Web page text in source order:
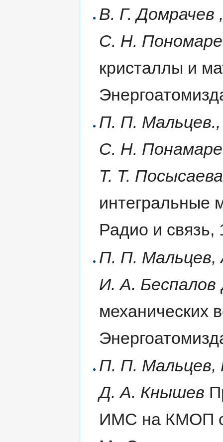
В. Г. Домрачев
С. Н.
кристаллы и
П. П.
С. Н.
Т. Т.
интегральные
Радио и связь,
П. П.
И. А. Беспалов
механических
П. П. Мальцев,
Д. А. Кнышев
ИМС на КМОП